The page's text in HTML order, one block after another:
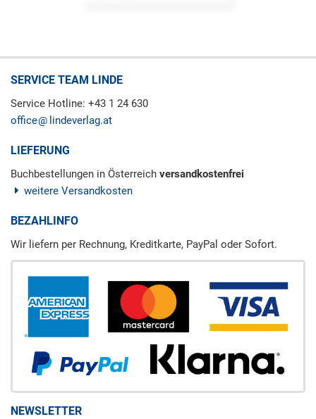
SERVICE TEAM LINDE
Service Hotline: +43 1 24 630
office
lindeverlag.at
LIEFERUNG
Buchbestellungen in Österreich versandkostenfrei
weitere Versandkosten
BEZAHLINFO
Wir liefern per Rechnung, Kreditkarte, PayPal oder Sofort.
NEWSLETTER